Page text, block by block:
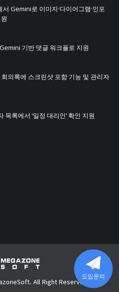
Gemini로 이미지·다이어그램·인포
기반 댓글 워크플로 지원
의록에 스크린샷 포함 기능 및 관리자
록에서 ‘일정 대리인’ 확인 지원
도입문의
All Right Reserved.